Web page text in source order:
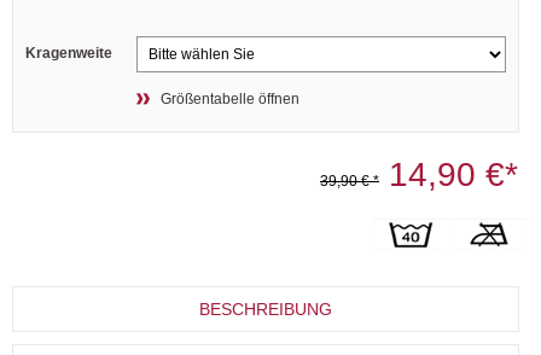
Kragenweite
Größentabelle öffnen
39,90 € * 14,90 €*
BESCHREIBUNG